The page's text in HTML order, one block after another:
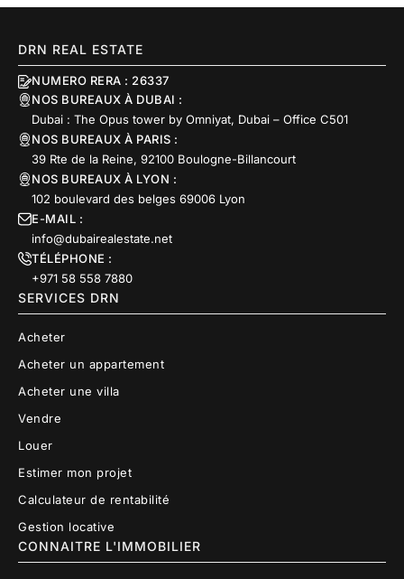
DRN REAL ESTATE
NUMERO RERA : 26337
NOS BUREAUX À DUBAI :
Dubai : The Opus tower by Omniyat, Dubai – Office C501
NOS BUREAUX À PARIS :
39 Rte de la Reine, 92100 Boulogne-Billancourt
NOS BUREAUX À LYON :
102 boulevard des belges 69006 Lyon
E-MAIL :
info@dubairealestate.net
TÉLÉPHONE :
+971 58 558 7880
SERVICES DRN
Acheter
Acheter un appartement
Acheter une villa
Vendre
Louer
Estimer mon projet
Calculateur de rentabilité
Gestion locative
CONNAITRE L'IMMOBILIER